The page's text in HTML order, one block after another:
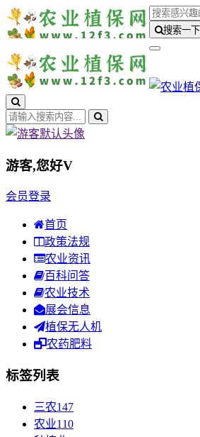
搜索一下
游客,您好V
会员登录
首页
政策法规
农业资讯
百科问答
农业技术
展会信息
植保无人机
农药肥料
标签列表
三农147
农业110